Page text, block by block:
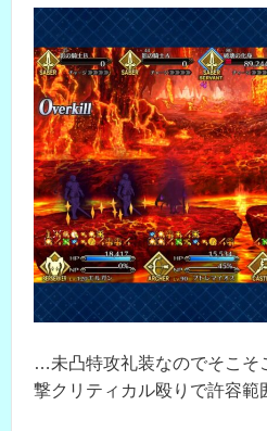
…未凸特攻礼装なのでそこそ
撃クリティカル殴りで許容範